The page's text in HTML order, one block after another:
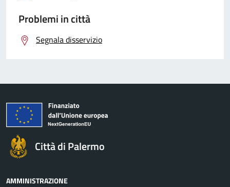
Problemi in città
Segnala disservizio
Città di Palermo
AMMINISTRAZIONE